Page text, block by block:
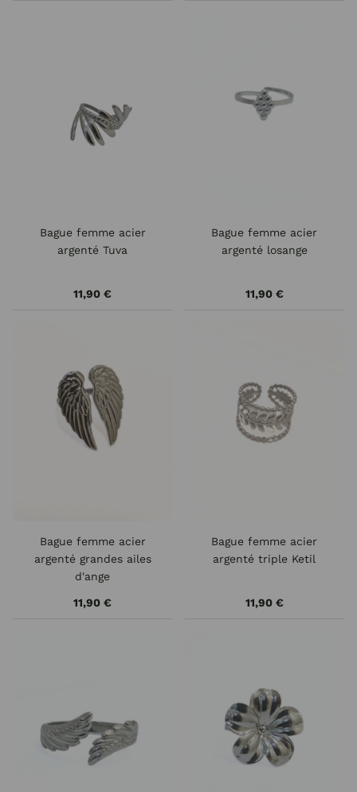
Bague femme acier
argenté Tuva
11,90 €
Bague femme acier
argenté losange
11,90 €
Bague femme acier
argenté grandes ailes
d'ange
11,90 €
Bague femme acier
argenté triple Ketil
11,90 €